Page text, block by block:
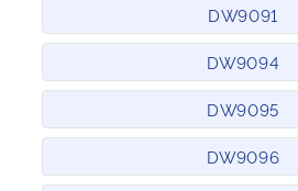
DW9091
DW9094
DW9095
DW9096